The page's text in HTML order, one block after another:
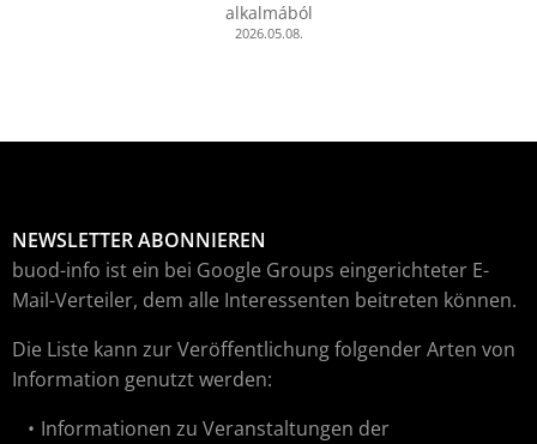
alkalmából
2026.05.08.
NEWSLETTER ABONNIEREN
buod-info ist ein bei Google Groups eingerichteter E-
Mail-Verteiler, dem alle Interessenten beitreten können.
Die Liste kann zur Veröffentlichung folgender Arten von
Information genutzt werden:
Informationen zu Veranstaltungen der